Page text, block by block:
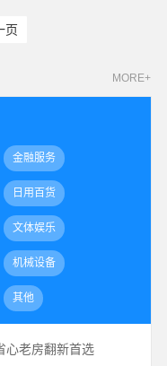
页
MORE+
金融服务
日用百货
文体娱乐
机械设备
其他
心老房翻新首选